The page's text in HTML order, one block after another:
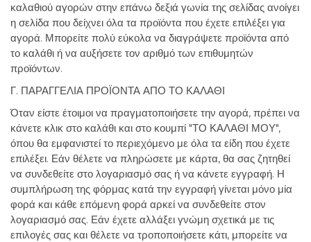
καλαθιού αγορών στην επάνω δεξιά γωνία της σελίδας ανοίγει
η σελίδα που δείχνει όλα τα προϊόντα που έχετε επιλέξει για
αγορά. Μπορείτε πολύ εύκολα να διαγράψετε προϊόντα από
το καλάθι ή να αυξήσετε τον αριθμό των επιθυμητών
προϊόντων.
Γ. ΠΑΡΑΓΓΕΛΙΑ ΠΡΟΪΟΝΤΑ ΑΠΟ ΤΟ ΚΑΛΑΘΙ
Όταν είστε έτοιμοι να πραγματοποιήσετε την αγορά, πρέπει να
κάνετε κλικ στο καλάθι και στο κουμπί "ΤΟ ΚΑΛΑΘΙ ΜΟΥ",
όπου θα εμφανιστεί το περιεχόμενο με όλα τα είδη που έχετε
επιλέξει. Εάν θέλετε να πληρώσετε με κάρτα, θα σας ζητηθεί
να συνδεθείτε στο λογαριασμό σας ή να κάνετε εγγραφή. Η
συμπλήρωση της φόρμας κατά την εγγραφή γίνεται μόνο μία
φορά και κάθε επόμενη φορά αρκεί να συνδεθείτε στον
λογαριασμό σας. Εάν έχετε αλλάξει γνώμη σχετικά με τις
επιλογές σας και θέλετε να τροποποιήσετε κάτι, μπορείτε να